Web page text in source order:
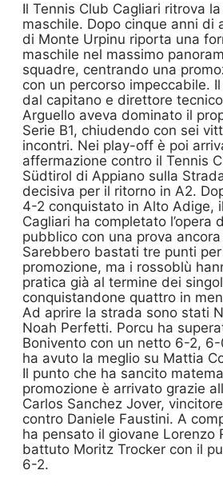
Il Tennis Club Cagliari ritrova
maschile. Dopo cinque anni di
di Monte Urpinu riporta una
maschile nel massimo
squadre, centrando una
con un percorso impeccabile.
dal capitano e direttore
Arguello aveva dominato il
Serie B1, chiudendo con sei
incontri. Nei play-off è poi
affermazione contro il Tennis
Südtirol di Appiano sulla
decisiva per il ritorno in A2.
4-2 conquistato in Alto Adige,
Cagliari ha completato l’opera
pubblico con una prova
Sarebbero bastati tre punti
promozione, ma i rossoblù
pratica già al termine dei
conquistandone quattro in
Ad aprire la strada sono stati
Noah Perfetti. Porcu ha
Bonivento con un netto 6-2,
ha avuto la meglio su Mattia
Il punto che ha sancito
promozione è arrivato grazie
Carlos Sanchez Jover,
contro Daniele Faustini. A
ha pensato il giovane Lorenzo
battuto Moritz Trocker con il
6-2.